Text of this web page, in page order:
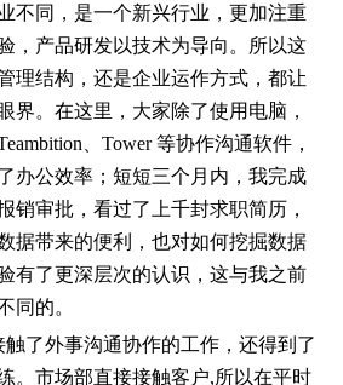
不同，是一个新兴行业，更加注重
，产品研发以技术为导向。所以这
理结构，还是企业运作方式，都让
界。在这里，大家除了使用电脑，
、Tower 等协作沟通软件，
办公效率；短短三个月内，我完成
销审批，看过了上千封求职简历，
据带来的便利，也对如何挖掘数据
有了更深层次的认识，这与我之前
同的。
了外事沟通协作的工作，还得到了
。市场部直接接触客户,所以在平时